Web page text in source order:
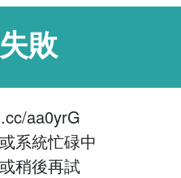
敗
aa0yrG
系統忙碌中
稍後再試